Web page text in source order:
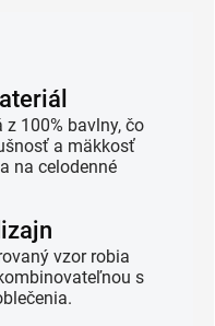
z 100% bavlny, čo
a mäkkosť
na celodenné
vzor robia
s